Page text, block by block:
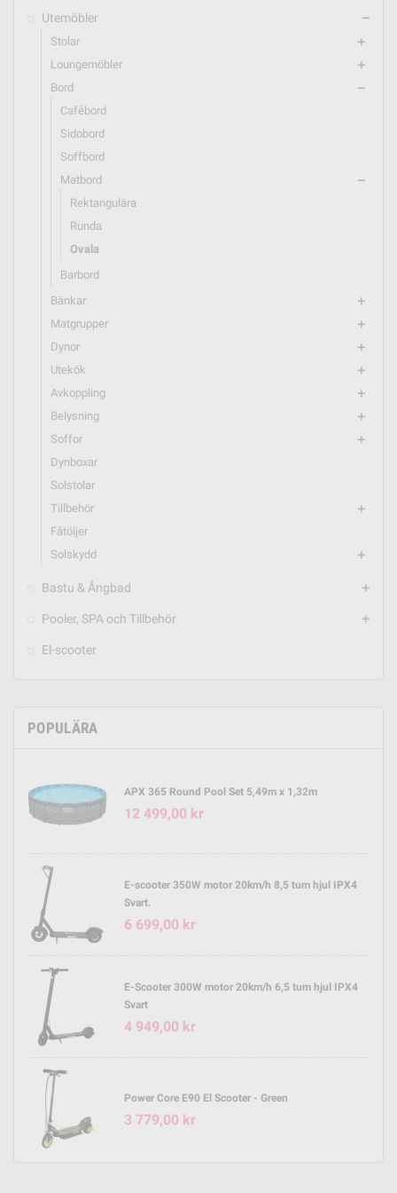
Utemöbler remove
Stolar add
Loungemöbler add
Bord remove
Cafébord
Sidobord
Soffbord
Matbord
remove
Rektangulära
Runda
Ovala
Barbord
Bänkar
add
Matgrupper add
Dynor add
Utekök add
Avkoppling add
Belysning add
Soffor add
Dynboxar
Solstolar
Tillbehör
add
Fåtöljer
Solskydd
add
Bastu & Ångbad add
Pooler, SPA och Tillbehör add
El-scooter
POPULÄRA
APX 365 Round Pool Set 5,49m x 1,32m
12 499,00 kr
E-scooter 350W motor 20km/h 8,5 tum hjul IPX4
Svart.
6 699,00 kr
E-Scooter 300W motor 20km/h 6,5 tum hjul IPX4
Svart
4 949,00 kr
Power Core E90 El Scooter - Green
3 779,00 kr